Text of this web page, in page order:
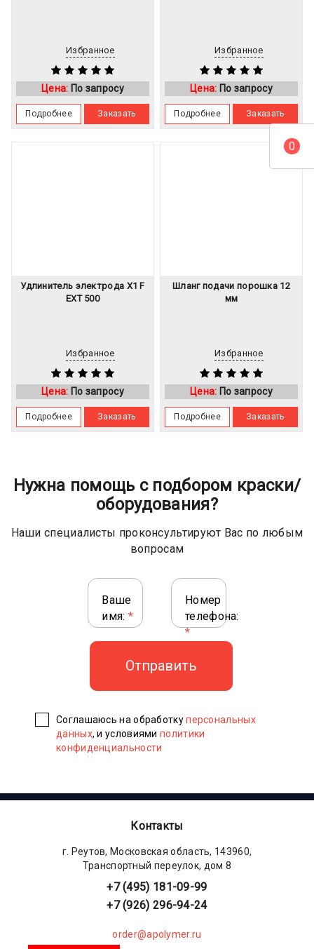
Избранное
Цена: По запросу
Подробнее Заказать
Избранное
Цена: По запросу
Подробнее Заказать
Удлинитель электрода Х1 F
EXT 500
Избранное
Цена: По запросу
Подробнее Заказать
Шланг подачи порошка 12
мм
Избранное
Цена: По запросу
Подробнее Заказать
Нужна помощь с подбором краски/
оборудования?
Наши специалисты проконсультируют Вас по любым
вопросам
Ваше
имя: *
Номер
телефона:
*
Соглашаюсь на обработкуперсональных
данных, и условиямиполитики
конфиденциальности
Контакты
г. Реутов, Московская область, 143960,
Транспортный переулок, дом 8
+7 (495) 181-09-99
+7 (926) 296-94-24
order@apolymer.ru
0